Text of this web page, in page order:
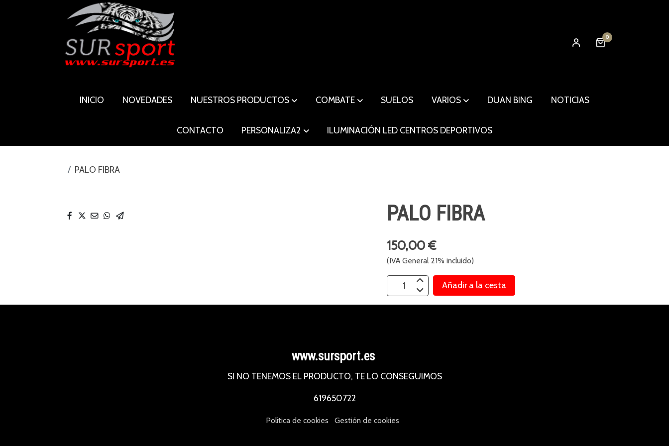
0
INICIO NOVEDADES NUESTROS PRODUCTOS COMBATE SUELOS VARIOS DUAN BING NOTICIAS
CONTACTO PERSONALIZA2 ILUMINACIÓN LED CENTROS DEPORTIVOS
PALO FIBRA
PALO FIBRA
150,00 €
(IVA General 21% incluido)
Añadir a la cesta
www.sursport.es
SI NO TENEMOS EL PRODUCTO, TE LO CONSEGUIMOS
619650722
Política de cookies Gestión de cookies